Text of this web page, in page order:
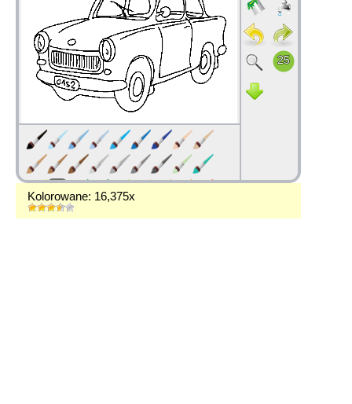
Kolorowane: 16,375x